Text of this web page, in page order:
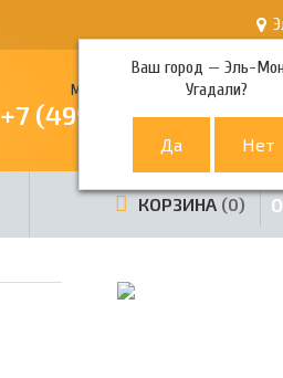
Ваш город —Эль-
Угадали?
Многоканальный телефон
+7 (499) 380-80-80
КОРЗИНА 0 0